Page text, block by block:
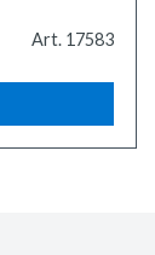
Art. 17583